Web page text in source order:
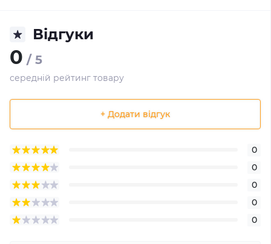
Відгуки
0 / 5
середній рейтинг товару
+ Додати відгук
0
0
0
0
0